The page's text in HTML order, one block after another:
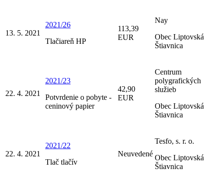
13. 5. 2021
2021/26
Tlačiareň HP
113,39
EUR
Nay
Obec Liptovská
Štiavnica
22. 4. 2021
2021/23
Potvrdenie o pobyte -
ceninový papier
42,90
EUR
Centrum
polygrafických
služieb
Obec Liptovská
Štiavnica
22. 4. 2021
2021/22
Tlač tlačív
Neuvedené
Tesfo, s. r. o.
Obec Liptovská
Štiavnica